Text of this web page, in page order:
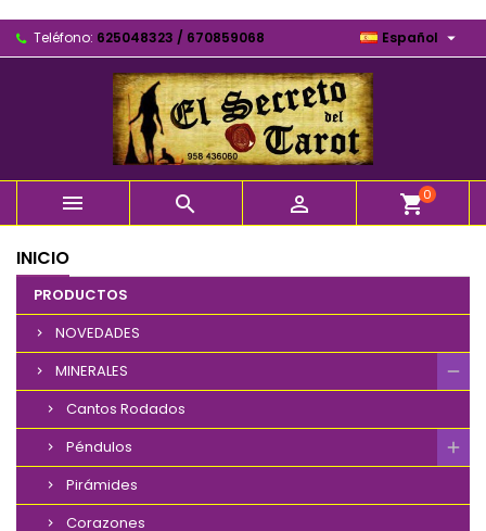
Teléfono: 625048323 / 670859068 Español 
   shopping_cart0
INICIO
PRODUCTOS
NOVEDADES
MINERALES
Cantos Rodados
Péndulos
Pirámides
Corazones